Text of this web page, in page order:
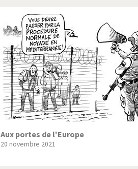
Aux portes de l'Europe
20 novembre 2021